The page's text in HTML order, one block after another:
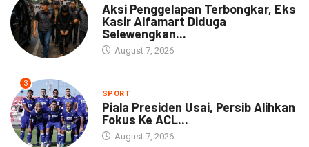
Aksi Penggelapan Terbongkar, Eks
Kasir Alfamart Diduga
Selewengkan...
August 7, 2026
3
SPORT
Piala Presiden Usai, Persib Alihkan
Fokus Ke ACL...
August 7, 2026